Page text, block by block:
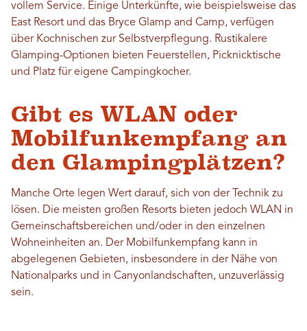
vollem Service. Einige Unterkünfte, wie beispielsweise das
East Resort und das Bryce Glamp and Camp, verfügen
über Kochnischen zur Selbstverpflegung. Rustikalere
Glamping-Optionen bieten Feuerstellen, Picknicktische
und Platz für eigene Campingkocher.
Gibt es WLAN oder
Mobilfunkempfang an
den Glampingplätzen?
Manche Orte legen Wert darauf, sich von der Technik zu
lösen. Die meisten großen Resorts bieten jedoch WLAN in
Gemeinschaftsbereichen und/oder in den einzelnen
Wohneinheiten an. Der Mobilfunkempfang kann in
abgelegenen Gebieten, insbesondere in der Nähe von
Nationalparks und in Canyonlandschaften, unzuverlässig
sein.